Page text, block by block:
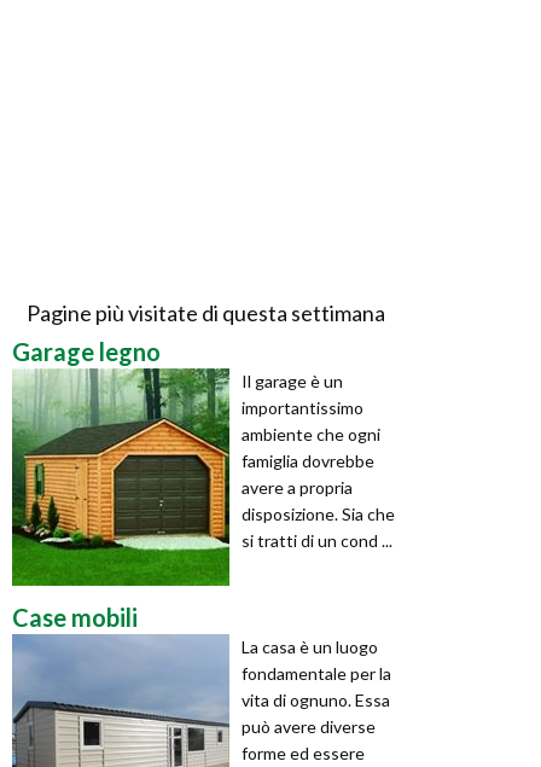
Pagine più visitate di questa settimana
Garage legno
Il garage è un
importantissimo
ambiente che ogni
famiglia dovrebbe
avere a propria
disposizione. Sia che
si tratti di un cond ...
Case mobili
La casa è un luogo
fondamentale per la
vita di ognuno. Essa
può avere diverse
forme ed essere